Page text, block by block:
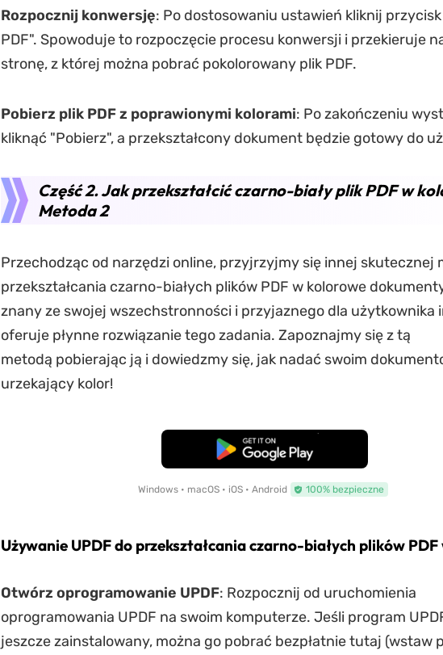
Rozpocznij konwersję: Po dostosowaniu ustawień kliknij
PDF". Spowoduje to rozpoczęcie procesu konwersji i przekieruje
stronę, z której można pobrać pokolorowany plik PDF.
Pobierz plik PDF z poprawionymi kolorami: Po zakończeniu
kliknąć "Pobierz", a przekształcony dokument będzie gotowy do
Część 2. Jak przekształcić czarno-biały plik PDF w
Metoda 2
Przechodząc od narzędzi online, przyjrzyjmy się innej skutecznej
przekształcania czarno-białych plików PDF w kolorowe
znany ze swojej wszechstronności i przyjaznego dla użytkownika
oferuje płynne rozwiązanie tego zadania. Zapoznajmy się z tą
metodą pobierając ją i dowiedzmy się, jak nadać swoim
urzekający kolor!
Pobierz za darmo
Windows • macOS • iOS • Android 100% bezpieczne
Używanie UPDF do przekształcania czarno-białych plików
Otwórz oprogramowanie UPDF: Rozpocznij od uruchomienia
oprogramowania UPDF na swoim komputerze. Jeśli program
jeszcze zainstalowany, można go pobrać bezpłatnie tutaj (wstaw